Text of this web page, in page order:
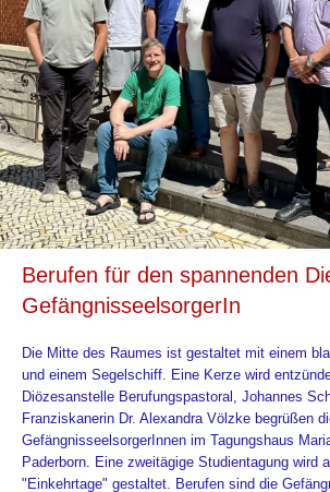
Berufen für den spannenden
GefängnisseelsorgerIn
Die Mitte des Raumes ist gestaltet mit einem
und einem Segelschiff. Eine Kerze wird
Diözesanstelle Berufungspastoral, Johannes
Franziskanerin Dr. Alexandra Völzke begrüßen
GefängnisseelsorgerInnen im Tagungshaus
Paderborn. Eine zweitägige Studientagung wird
"Einkehrtage" gestaltet. Berufen sind die